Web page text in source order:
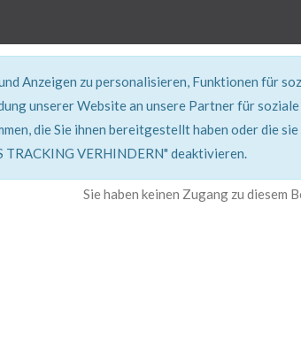
Anzeigen zu personalisieren, Funktionen für
unserer Website an unsere Partner für
die Sie ihnen bereitgestellt haben oder die
TRACKING VERHINDERN" deaktivieren.
401,
Sie haben keinen Zugang zu